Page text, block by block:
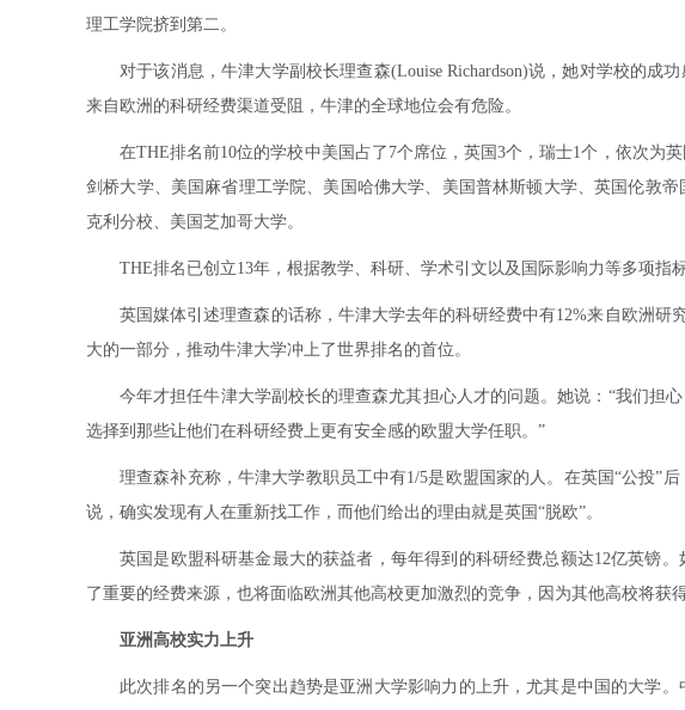
理工学院挤到第二。
对于该消息，牛津大学副校长理查森(Louise Richardson)说，她对学校的成
来自欧洲的科研经费渠道受阻，牛津的全球地位会有危险。
在THE排名前10位的学校中美国占了7个席位，英国3个，瑞士1个，依次为
剑桥大学、美国麻省理工学院、美国哈佛大学、美国普林斯顿大学、英国伦敦
克利分校、美国芝加哥大学。
THE排名已创立13年，根据教学、科研、学术引文以及国际影响力等多项指
英国媒体引述理查森的话称，牛津大学去年的科研经费中有12%来自欧洲研
大的一部分，推动牛津大学冲上了世界排名的首位。
今年才担任牛津大学副校长的理查森尤其担心人才的问题。她说：“我们担
选择到那些让他们在科研经费上更有安全感的欧盟大学任职。”
理查森补充称，牛津大学教职员工中有1/5是欧盟国家的人。在英国“公投”
说，确实发现有人在重新找工作，而他们给出的理由就是英国“脱欧”。
英国是欧盟科研基金最大的获益者，每年得到的科研经费总额达12亿英镑
了重要的经费来源，也将面临欧洲其他高校更加激烈的竞争，因为其他高校将获
亚洲高校实力上升
此次排名的另一个突出趋势是亚洲大学影响力的上升，尤其是中国的大学